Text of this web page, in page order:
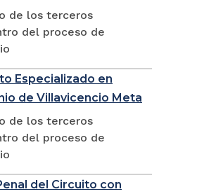
de los terceros
del proceso de
Especializado en
de Villavicencio Meta
de los terceros
del proceso de
del Circuito con